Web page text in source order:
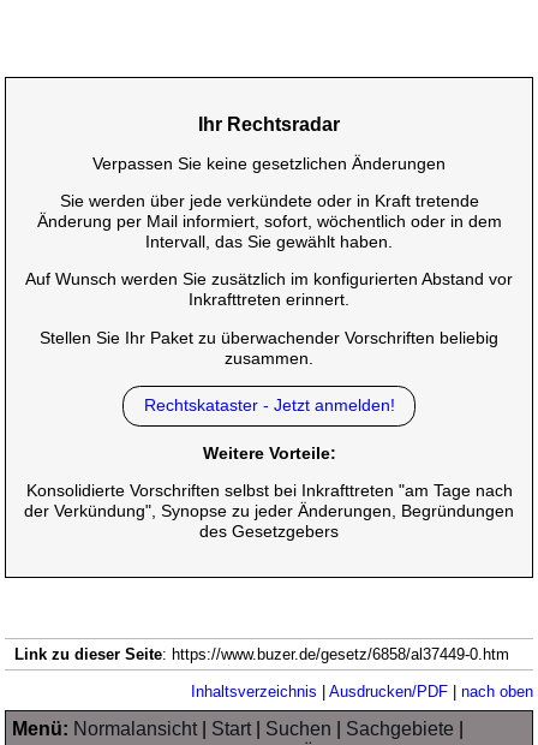
Ihr Rechtsradar
Verpassen Sie keine gesetzlichen Änderungen
Sie werden über jede verkündete oder in Kraft tretende
Änderung per Mail informiert, sofort, wöchentlich oder in dem
Intervall, das Sie gewählt haben.
Auf Wunsch werden Sie zusätzlich im konfigurierten Abstand vor
Inkrafttreten erinnert.
Stellen Sie Ihr Paket zu überwachender Vorschriften beliebig
zusammen.
Rechtskataster - Jetzt anmelden!
Weitere Vorteile:
Konsolidierte Vorschriften selbst bei Inkrafttreten "am Tage nach
der Verkündung", Synopse zu jeder Änderungen, Begründungen
des Gesetzgebers
Link zu dieser Seite: https://www.buzer.de/gesetz/6858/al37449-0.htm
Inhaltsverzeichnis Ausdrucken/PDF| nach oben
Menü: Normalansicht| Start| Suchen Sachgebiete